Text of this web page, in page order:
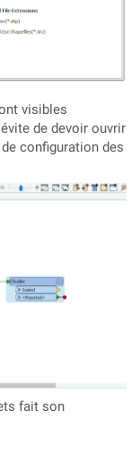
visibles
de devoir ouvrir
configuration des
fait son